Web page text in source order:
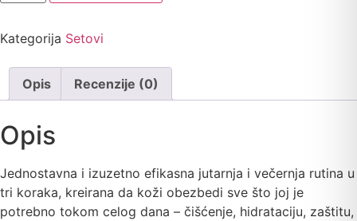
Kategorija Setovi
Opis Recenzije (0)
Opis
Jednostavna i izuzetno efikasna jutarnja i večernja rutina u
tri koraka, kreirana da koži obezbedi sve što joj je
potrebno tokom celog dana – čišćenje, hidrataciju, zaštitu,